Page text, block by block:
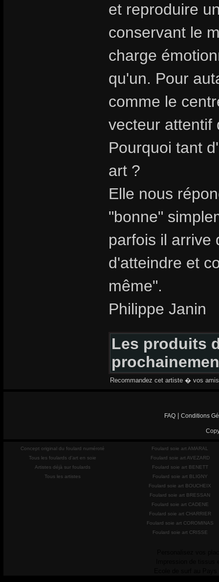
et reproduire
conservant le
charge
qu'un. Pour
comme le
vecteur attentif
Pourquoi tant
art ?
Elle nous
"bonne"
parfois il arrive
d'atteindre et
même".
Philippe Janin
Les produits
Recommandez cet artiste � vos
FAQ Conditions
Concept original du foulard numéroté
Tous les foulards d'art en soie
Artistes déjà sur foulards
Tous les artistes
Foulard soie art AMARAL
Foulard soie art AVEZARD
Foulard soie art BENETT
Foulard soie art BLIGNY
Foulard soie art BOUCHEIX
Foulard soie art BRESSAN
Foulard soie art CADENE
Foulard soie art CHARRIER
Foulard soie art COROMINAS
Foulard soie art CRISSE